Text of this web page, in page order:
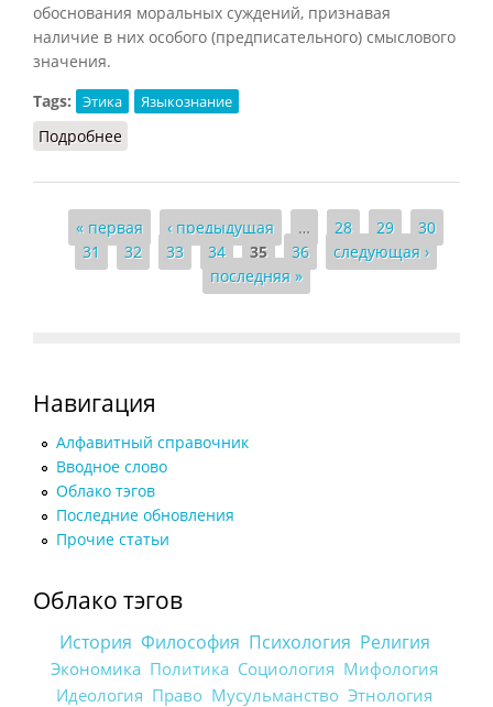
обоснования моральных суждений, признавая
наличие в них особого (предписательного) смыслового
значения.
Tags:
Этика Языкознание
Подробнее
Страницы
« первая ‹ предыдущая … 28 29
30
31
32 33 34 35 36
следующая ›
последняя »
Навигация
Алфавитный справочник
Вводное слово
Облако тэгов
Последние обновления
Прочие статьи
Облако тэгов
История Философия Психология Религия
Экономика Политика Социология Мифология
Идеология Право Мусульманство Этнология